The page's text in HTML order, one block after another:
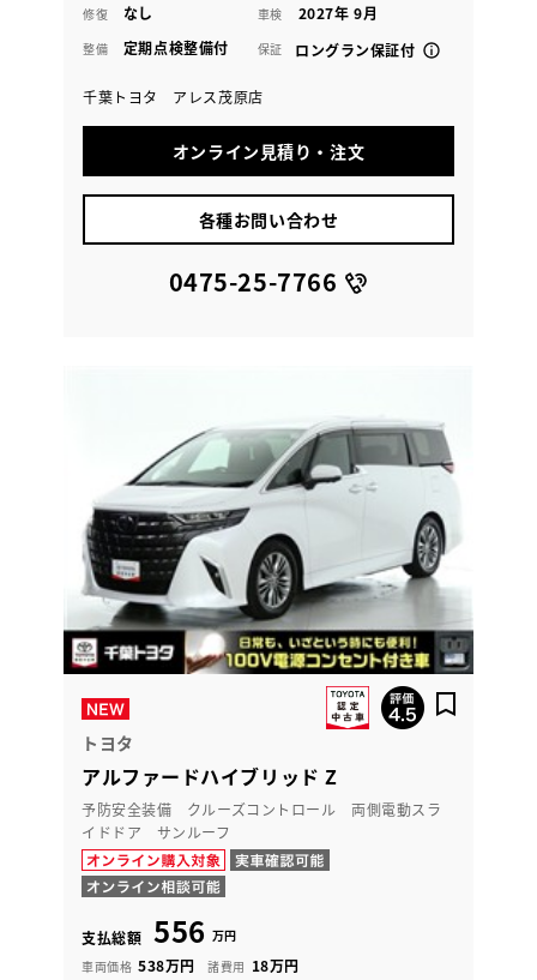
修復 なし 車検 2027年 9月
整備 定期点検整備付 保証 ロングラン保証付
千葉トヨタ アレス茂原店
オンライン見積り・注文
各種お問い合わせ
0475-25-7766
トヨタ
アルファードハイブリッド Z
予防安全装備 クルーズコントロール 両側電動スラ
イドドア サンルーフ
支払総額 556 万円
車両価格 538万円 諸費用 18万円